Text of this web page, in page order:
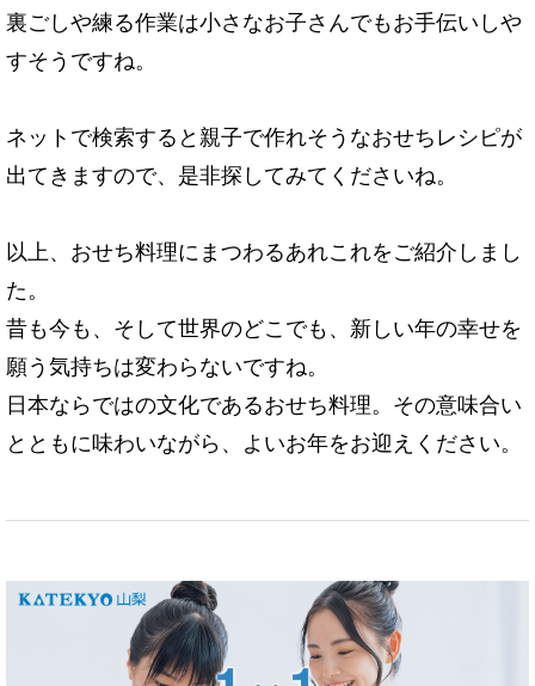
裏ごしや練る作業は小さなお子さんでもお手伝いしや
すそうですね。
ネットで検索すると親子で作れそうなおせちレシピが
出てきますので、是非探してみてくださいね。
以上、おせち料理にまつわるあれこれをご紹介しまし
た。
昔も今も、そして世界のどこでも、新しい年の幸せを
願う気持ちは変わらないですね。
日本ならではの文化であるおせち料理。その意味合い
とともに味わいながら、よいお年をお迎えください。